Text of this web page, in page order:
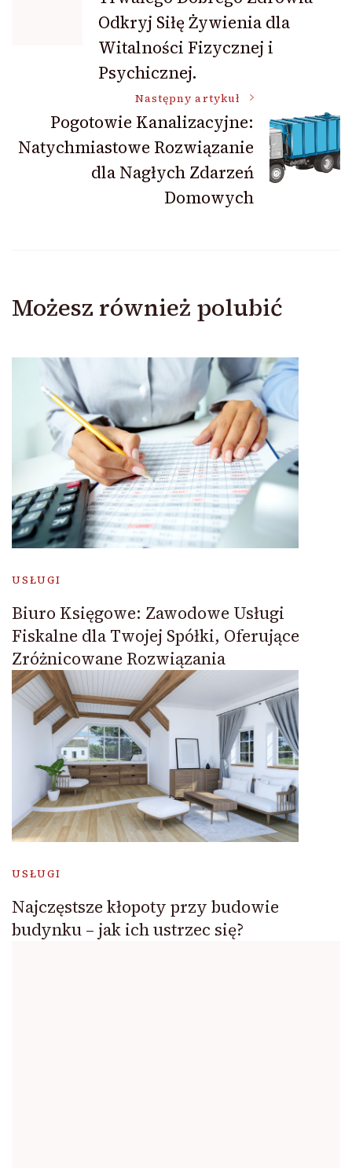
Odkryj Siłę Żywienia dla
Witalności Fizycznej i
Psychicznej.
Następny artykuł
Pogotowie Kanalizacyjne:
Natychmiastowe Rozwiązanie
dla Nagłych Zdarzeń
Domowych
Możesz również polubić
USŁUGI
Biuro Księgowe: Zawodowe Usługi
Fiskalne dla Twojej Spółki, Oferujące
Zróżnicowane Rozwiązania
USŁUGI
Najczęstsze kłopoty przy budowie
budynku – jak ich ustrzec się?